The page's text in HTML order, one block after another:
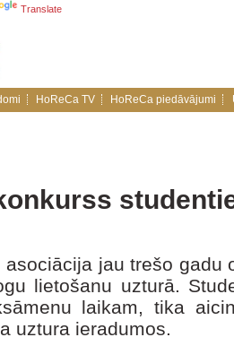
Translate
HoReCa TV HoReCa piedāvājumi
asociācija jau trešo gadu
lietošanu uzturā.
laikam, tika
uztura ieradumos.